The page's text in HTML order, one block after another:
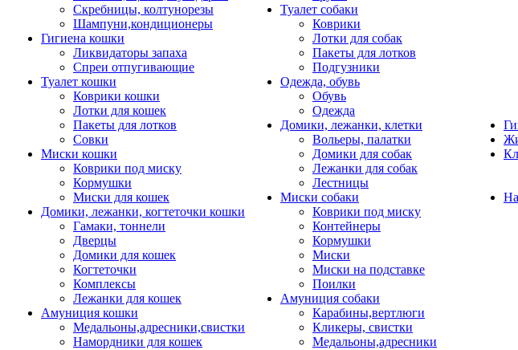
Скребницы, колтунорезы
Шампуни,кондиционеры
Гигиена кошки
Ликвидаторы запаха
Спреи отпугивающие
Туалет кошки
Коврики кошки
Лотки для кошек
Пакеты для лотков
Совки
Миски кошки
Коврики под миску
Кормушки
Миски для кошек
Домики, лежанки, когтеточки кошки
Гамаки, тоннели
Дверцы
Домики для кошек
Когтеточки
Комплексы
Лежанки для кошек
Амуниция кошки
Медальоны,адресники,свистки
Намордники для кошек
Туалет собаки
Коврики
Лотки для собак
Пакеты для лотков
Подгузники
Одежда, обувь
Обувь
Одежда
Домики, лежанки, клетки
Вольеры, палатки
Домики для собак
Лежанки для собак
Лестницы
Миски собаки
Коврики под миску
Контейнеры
Кормушки
Миски
Миски на подставке
Поилки
Амуниция собаки
Карабины,вертлюги
Кликеры, свистки
Медальоны,адресники